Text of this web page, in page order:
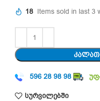
18 Items sold in last 3
596 28 98 98
სურვილებში